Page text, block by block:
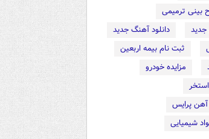
بینی ترمیمی
دانلود آهنگ جدید
ثبت نام بیمه اربعین
مزایده خودرو
پرایس
شیمیایی